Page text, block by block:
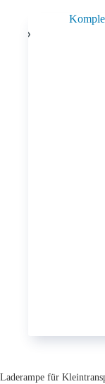
Laderampe für